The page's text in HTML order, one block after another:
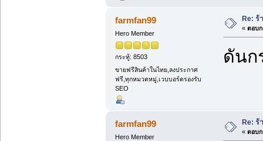
farmfan99
Hero Member
กระทู้: 8503
ขายฟรีสินค้าในไทย,ลงประกาศ
ฟรี,ทุกหมวดหมู่,เวบบอร์ดรองรับ
SEO
Re: ร้
« ตอบก
ดันก
farmfan99
Hero Member
Re: ร้
« ตอบก